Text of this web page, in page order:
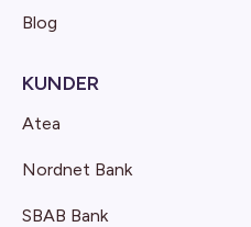
Blog
KUNDER
Atea
Nordnet Bank
SBAB Bank